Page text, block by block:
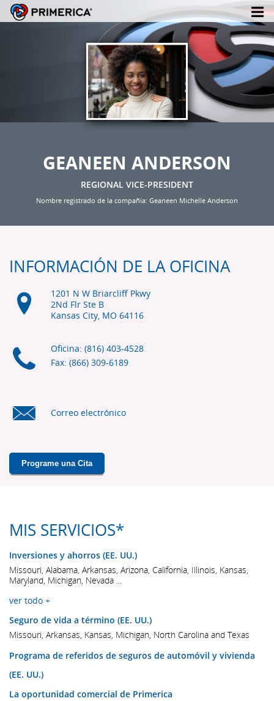
GEANEEN ANDERSON
REGIONAL VICE-PRESIDENT
Nombre registrado de la compañía: Geaneen Michelle Anderson
INFORMACIÓN DE LA OFICINA
1201 N W Briarcliff Pkwy
2Nd Flr Ste B
Kansas City, MO 64116
Oficina: (816) 403-4528
Fax: (866) 309-6189
Correo electrónico
Programe una Cita
MIS SERVICIOS*
Inversiones y ahorros (EE. UU.)
Missouri, Alabama, Arkansas, Arizona, California, Illinois, Kansas,
Maryland, Michigan, Nevada ...
ver todo +
Seguro de vida a término (EE. UU.)
Missouri, Arkansas, Kansas, Michigan, North Carolina and Texas
Programa de referidos de seguros de automóvil y vivienda
(EE. UU.)
La oportunidad comercial de Primerica